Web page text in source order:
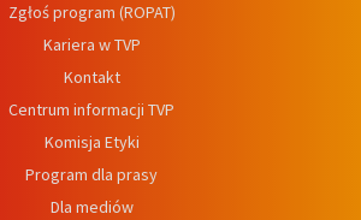
Zgłoś program (ROPAT)
Kariera w TVP
Kontakt
Centrum informacji TVP
Komisja Etyki
Program dla prasy
Dla mediów